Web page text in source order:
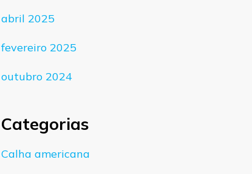
abril 2025
fevereiro 2025
outubro 2024
Categorias
Calha americana